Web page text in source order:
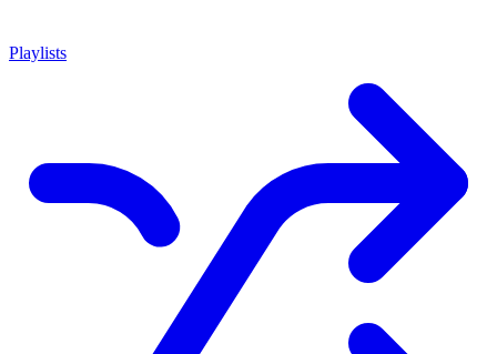
Playlists